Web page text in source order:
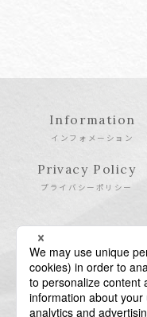
Information
インフォメーション
Privacy Policy
プライバシーポリシー